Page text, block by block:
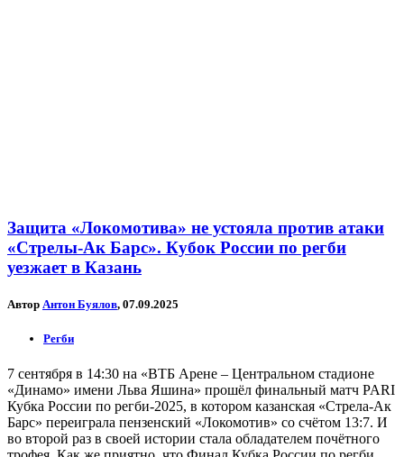
Защита «Локомотива» не устояла против атаки
«Стрелы-Ак Барс». Кубок России по регби
уезжает в Казань
Автор Антон Буялов, 07.09.2025
Регби
7 сентября в 14:30 на «ВТБ Арене – Центральном стадионе
«Динамо» имени Льва Яшина» прошёл финальный матч PARI
Кубка России по регби-2025, в котором казанская «Стрела-Ак
Барс» переиграла пензенский «Локомотив» со счётом 13:7. И
во второй раз в своей истории стала обладателем почётного